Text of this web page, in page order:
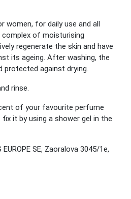
women, for daily use and all
of moisturising
regenerate the skin and have
its ageing. After washing, the
against drying.
rinse.
of your favourite perfume
it by using a shower gel in the
EUROPE SE, Zaoralova 3045/1e,